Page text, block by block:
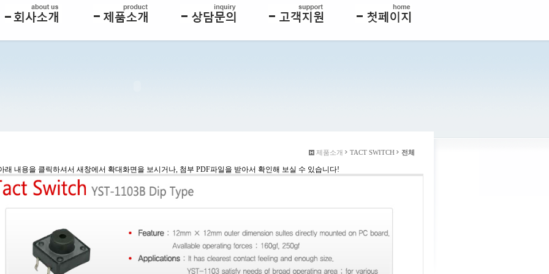
제품소개 TACT SWITCH 전체
래 내용을 클릭하셔서 새창에서 확대화면을 보시거나, 첨부 PDF파일을 받아서 확인해 보실 수 있습니다!